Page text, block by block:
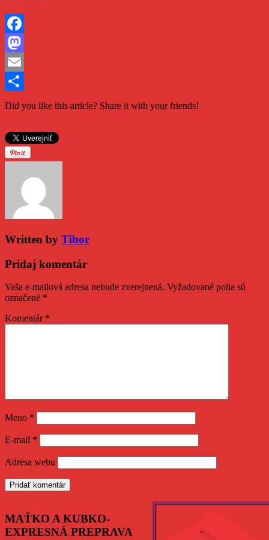
Facebook
Mastodon
Email
Share
Did you like this article? Share it with your friends!
Written by Tibor
Pridaj komentár
Vaša e-mailová adresa nebude zverejnená. Vyžadované polia sú
označené *
Komentár *
Meno *
E-mail *
Adresa webu
MAŤKO A KUBKO-
EXPRESNÁ PREPRAVA